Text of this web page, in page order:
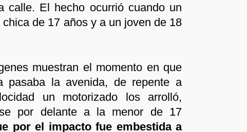
calle. El hecho ocurrió cuando un
de 17 años y a un joven de 18
muestran el momento en que
pasaba la avenida, de repente a
un motorizado los arrolló,
por delante a la menor de 17
por el impacto fue embestida a